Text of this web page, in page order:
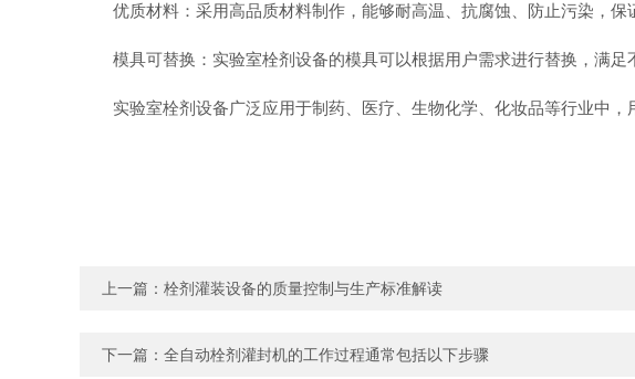
优质材料：采用高品质材料制作，能够耐高温、抗腐蚀、防止污染，保
模具可替换：实验室栓剂设备的模具可以根据用户需求进行替换，满足
实验室栓剂设备广泛应用于制药、医疗、生物化学、化妆品等行业中，
上一篇： 栓剂灌装设备的质量控制与生产标准解读
下一篇： 全自动栓剂灌封机的工作过程通常包括以下步骤